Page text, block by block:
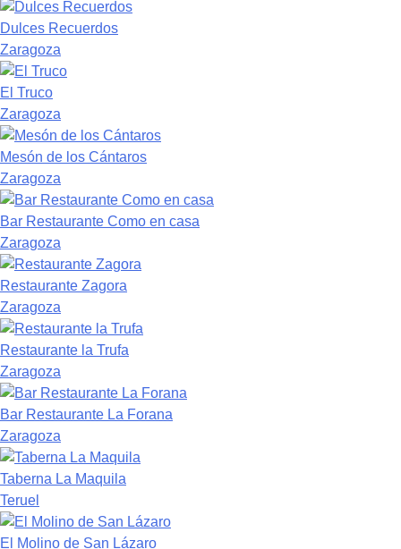
Dulces Recuerdos
Zaragoza
El Truco
Zaragoza
Mesón de los Cántaros
Zaragoza
Bar Restaurante Como en casa
Zaragoza
Restaurante Zagora
Zaragoza
Restaurante la Trufa
Zaragoza
Bar Restaurante La Forana
Zaragoza
Taberna La Maquila
Teruel
El Molino de San Lázaro